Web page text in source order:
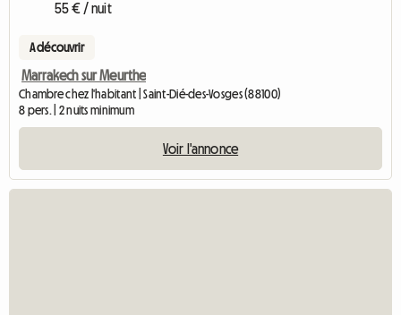
55 € / nuit
A découvrir
Marrakech sur Meurthe
Chambre chez l'habitant | Saint-Dié-des-Vosges (88100)
8 pers. | 2 nuits minimum
Voir l'annonce